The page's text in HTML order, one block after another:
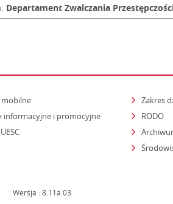
Departament Zwalczania
mobilne
informacyjne i promocyjne
Zakres
RODO
Wersja : 8.11a.03